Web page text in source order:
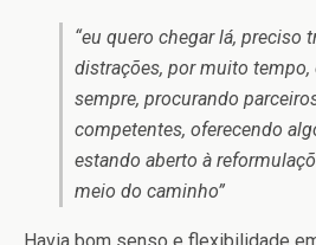
“eu quero chegar lá, preciso
distrações, por muito tempo,
sempre, procurando
competentes, oferecendo
estando aberto à
meio do caminho”